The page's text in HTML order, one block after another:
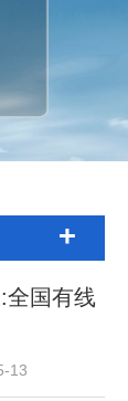
全国有线
13